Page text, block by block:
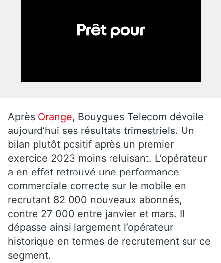
Après Orange, Bouygues Telecom dévoile
aujourd’hui ses résultats trimestriels. Un
bilan plutôt positif après un premier
exercice 2023 moins reluisant. L’opérateur
a en effet retrouvé une performance
commerciale correcte sur le mobile en
recrutant 82 000 nouveaux abonnés,
contre 27 000 entre janvier et mars. Il
dépasse ainsi largement l’opérateur
historique en termes de recrutement sur ce
segment.